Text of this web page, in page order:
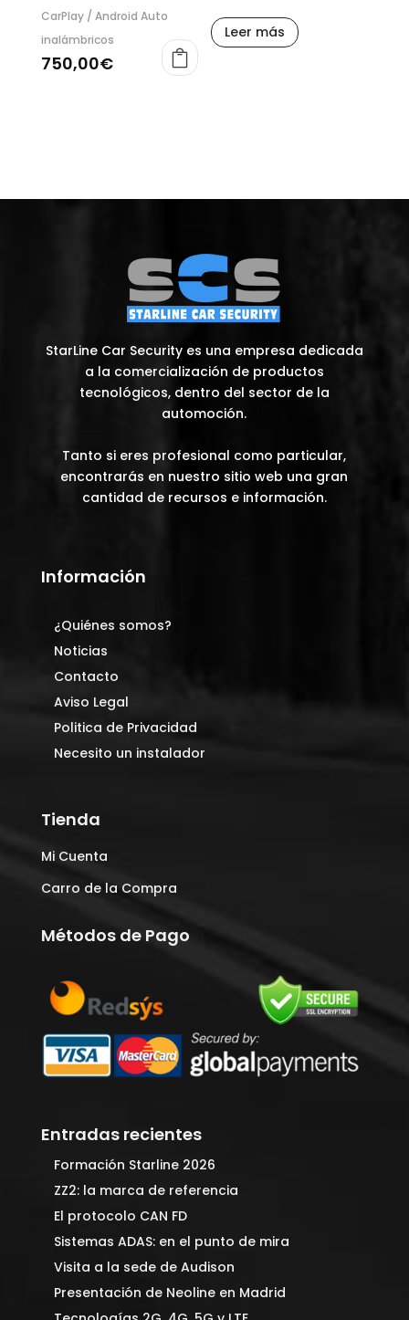
CarPlay / Android Auto
inalámbricos
750,00€
Leer más
StarLine Car Security es una empresa dedicada
a la comercialización de productos
tecnológicos, dentro del sector de la
automoción.
Tanto si eres profesional como particular,
encontrarás en nuestro sitio web una gran
cantidad de recursos e información.
Información
¿Quiénes somos?
Noticias
Contacto
Aviso Legal
Politica de Privacidad
Necesito un instalador
Tienda
Mi Cuenta
Carro de la Compra
Métodos de Pago
Entradas recientes
Formación Starline 2026
ZZ2: la marca de referencia
El protocolo CAN FD
Sistemas ADAS: en el punto de mira
Visita a la sede de Audison
Presentación de Neoline en Madrid